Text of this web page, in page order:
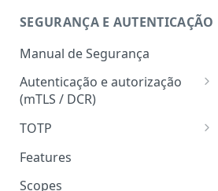
(Idempotency-key)
Status codes
Erros
SEGURANÇA E AUTENTICAÇÃO
Manual de Segurança
Autenticação e autorização
(mTLS / DCR)
Token para gerar certificado
TOTP
Geração do hash e do código
Features
Scopes